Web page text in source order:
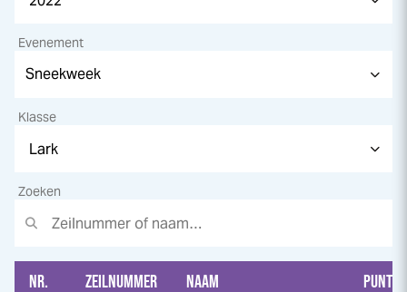
Evenement
Klasse
Zoeken
NR. ZEILNUMMER NAAM PUNTEN